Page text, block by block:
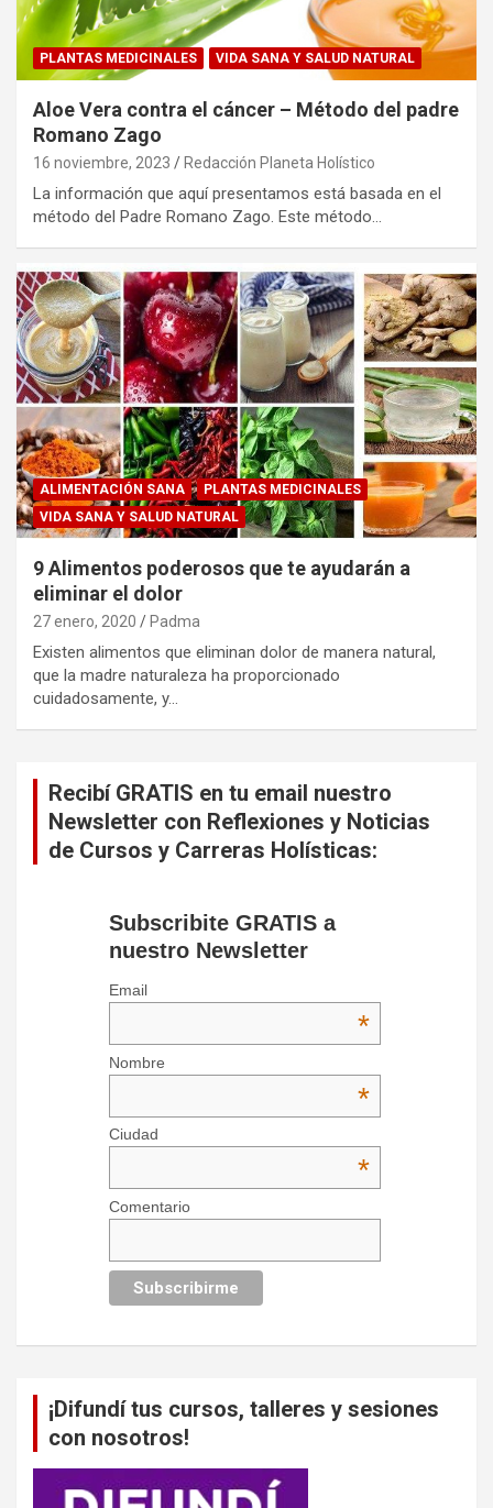
PLANTAS MEDICINALES VIDA SANA Y SALUD NATURAL
Aloe Vera contra el cáncer – Método del padre
Romano Zago
16 noviembre, 2023 Redacción Planeta Holístico
La información que aquí presentamos está basada en el
método del Padre Romano Zago. Este método…
ALIMENTACIÓN SANA
PLANTAS MEDICINALES
VIDA SANA Y SALUD NATURAL
9 Alimentos poderosos que te ayudarán a
eliminar el dolor
27 enero, 2020 Padma
Existen alimentos que eliminan dolor de manera natural,
que la madre naturaleza ha proporcionado
cuidadosamente, y…
Recibí GRATIS en tu email nuestro
Newsletter con Reflexiones y Noticias
de Cursos y Carreras Holísticas:
Subscribite GRATIS a
nuestro Newsletter
Email
*
Nombre
*
Ciudad
*
Comentario
¡Difundí tus cursos, talleres y sesiones
con nosotros!